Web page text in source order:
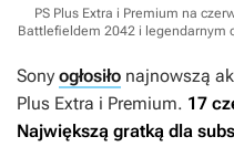
PS Plus Extra i Premium na
Battlefieldem 2042 i legendarnym
Sony ogłosiło najnowszą
Plus Extra i Premium. 17
Największą gratką dla